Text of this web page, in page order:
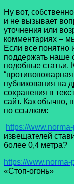
Ну вот,
и не вызывает
уточнения или
комментариях –
Если все понятно
поддержать наше
подобные статьи.
публикования на
сохранения в
сайт. Как обычно,
по ссылкам:
https://
извещателей
более 0,4 метра?
https://www.norma-
«Стоп-огонь»